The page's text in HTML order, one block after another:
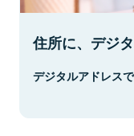
住所に、デジ
デジタルアドレス